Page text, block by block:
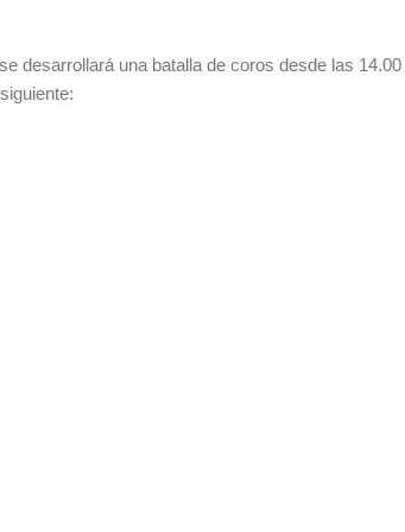
desarrollará una batalla de coros desde las